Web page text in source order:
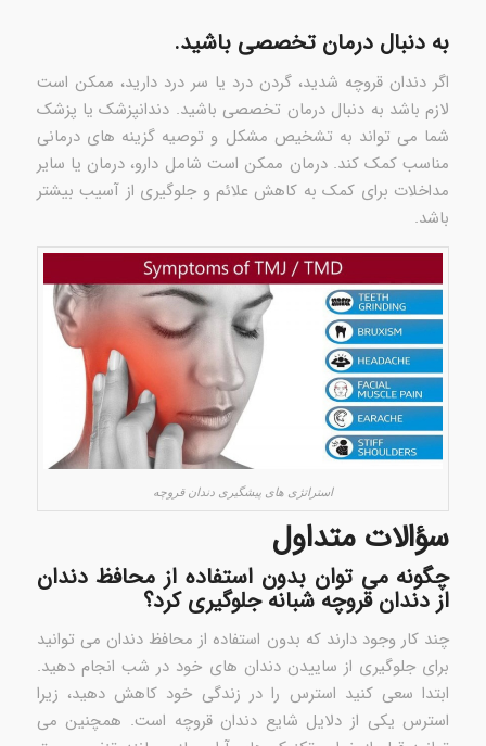
به دنبال درمان تخصصی باشید.
اگر دندان قروچه شدید، گردن درد یا سر درد دارید، ممکن است
لازم باشد به دنبال درمان تخصصی باشید. دندانپزشک یا پزشک
شما می تواند به تشخیص مشکل و توصیه گزینه های درمانی
مناسب کمک کند. درمان ممکن است شامل دارو، درمان یا سایر
مداخلات برای کمک به کاهش علائم و جلوگیری از آسیب بیشتر
باشد.
استراتژی های پیشگیری دندان قروچه
سؤالات متداول
چگونه می توان بدون استفاده از محافظ دندان
از دندان قروچه شبانه جلوگیری کرد؟
چند کار وجود دارند که بدون استفاده از محافظ دندان می توانید
برای جلوگیری از ساییدن دندان های خود در شب انجام دهید.
ابتدا سعی کنید استرس را در زندگی خود کاهش دهید، زیرا
استرس یکی از دلایل شایع دندان قروچه است. همچنین می